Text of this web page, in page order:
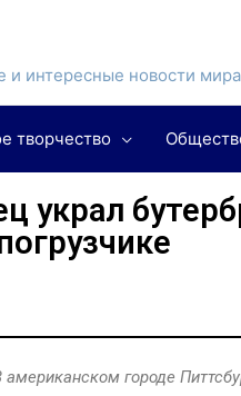
интересные новости мира
творчество
украл
американском городе